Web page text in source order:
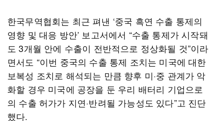
한국무역협회는 최근 펴낸 ‘중국 흑연 수출 통제의
영향 및 대응 방안’ 보고서에서 “수출 통제가 시작돼
도 3개월 안에 수출이 전반적으로 정상화될 것”이라
면서도 “이번 중국의 수출 통제 조치는 미국에 대한
보복성 조치로 해석되는 만큼 향후 미·중 관계가 악
화할 경우 미국에 공장을 둔 우리 배터리 기업으로
의 수출 허가가 지연·반려될 가능성도 있다”고 진단
했다.